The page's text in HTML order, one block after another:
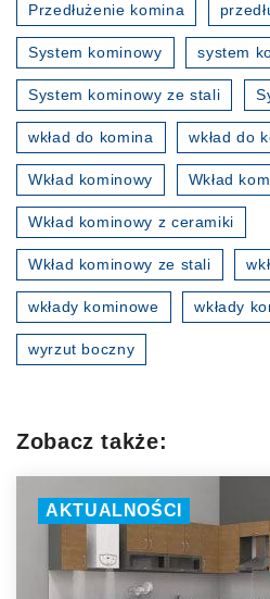
Przedłużenie komina
System kominowy system
System kominowy ze stali
wkład do komina wkład do
Wkład kominowy Wkład
Wkład kominowy z ceramiki
Wkład kominowy ze stali
wkłady kominowe wkłady
wyrzut boczny
Zobacz także:
AKTUALNOŚCI